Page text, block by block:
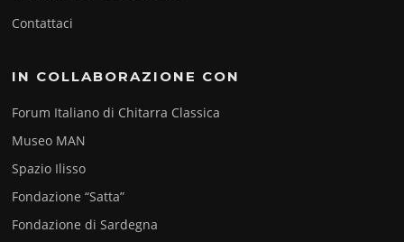
Contattaci
IN COLLABORAZIONE CON
Forum Italiano di Chitarra Classica
Museo MAN
Spazio Ilisso
Fondazione “Satta”
Fondazione di Sardegna